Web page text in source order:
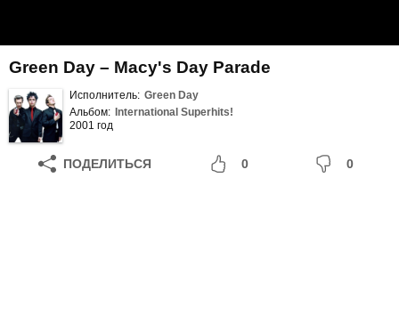
Green Day – Macy's Day Parade
Исполнитель: Green Day
Альбом: International Superhits!
2001 год
ПОДЕЛИТЬСЯ 0 0